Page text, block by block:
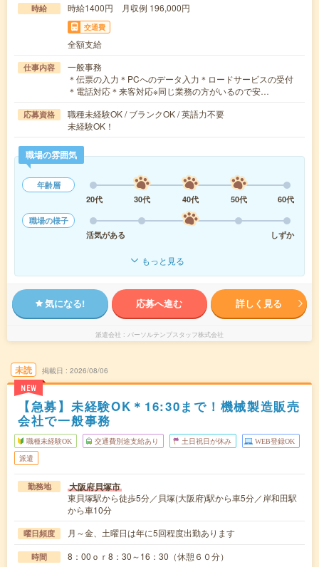
時給 時給1400円 月収例 196,000円
交通費
全額支給
仕事内容
一般事務
＊伝票の入力＊PCへのデータ入力＊ロードサービスの受付
＊電話対応＊来客対応※同じ業務の方がいるので安…
応募資格
職種未経験OK / ブランクOK / 英語力不要
未経験OK！
職場の雰囲気
年齢層
20代
30代 40代 50代
60代
職場の様子
活気がある
しずか
もっと見る
気になる! 応募へ進む 詳しく見る
派遣会社 パーソルテンプスタッフ株式会社
未読
NEW
掲載日 2026/08/06
【急募】未経験OK＊16:30まで！機械製造販売
会社で一般事務
職種未経験OK 交通費別途支給あり 土日祝日が休み WEB登録OK
派遣
勤務地 大阪府貝塚市
東貝塚駅から徒歩5分／貝塚(大阪府)駅から車5分／岸和田駅
から車10分
曜日頻度 月～金、土曜日は年に5回程度出勤あります
時間 8：00ｏｒ8：30～16：30（休憩６０分）